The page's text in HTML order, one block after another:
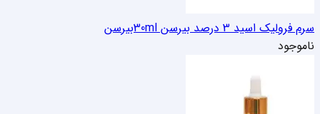
سرم فرولیک اسید 3 درصد بیرسن 30ml
بیرسن
ناموجود